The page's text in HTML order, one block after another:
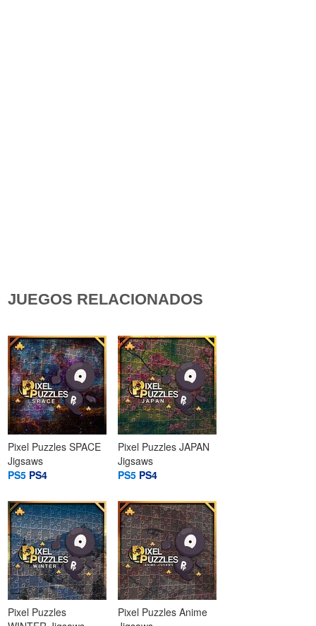
JUEGOS RELACIONADOS
Pixel Puzzles SPACE
Jigsaws
PS5 PS4
Pixel Puzzles JAPAN
Jigsaws
PS5 PS4
Pixel Puzzles
Pixel Puzzles Anime